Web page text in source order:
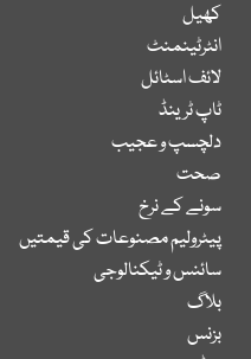
کھیل
انٹرٹینمنٹ
لائف اسٹائل
ٹاپ ٹرینڈ
دلچسپ و عجیب
صحت
سونے کے نرخ
پیٹرولیم مصنوعات کی قیمتیں
سائنس و ٹیکنالوجی
بلاگ
بزنس